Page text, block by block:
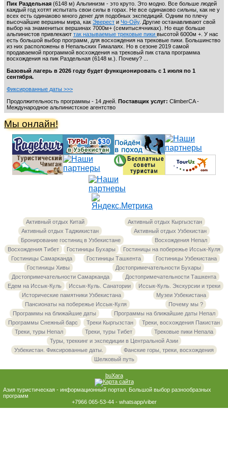
Пик Раздельная (6148 м) Альпинизм - это круто. Это модно. Все больше людей
каждый год хотят испытать свои силы в горах. Не все одинаково сильны, как не у
всех есть одинаково много денег для подобных экспедиций. Одним по плечу
высочайшие вершины мира, как Эверест и Чо-Ойу. Другие останавливают свой
выбор на знаменитых вершинах 7000м+ (семитысячниках). Но еще больше
альпинистов привлекают так называемые трековые пики высотой 6000м +. У нас
есть большой выбор программ, для восхождения на трековые пики. Большинство
из них расположены в Непальских Гималаях. Но в сезоне 2019 самой
продаваемой программой восхождения на трековый пик стала программа
восхождения на пик Раздельная (6148 м.). Почему? ...
Базовый лагерь в 2026 году будет функционировать с 1 июля по 1
сентября.
Фиксированные даты >>>
Продолжительность программы - 14 дней. Поставщик услуг: ClimberCA -
Международное альпинистское агентство
Мы онлайн!
Активный отдых Китай
Активный отдых Кыргызстан
Активный отдых Таджикистан
Активный отдых Узбекистан
Бронирование гостиниц в Узбекистане
Восхождения Непал
Восхождения Тибет
Гостиницы Бухары
Гостиницы на побережье Иссык-Куля
Гостиницы Самарканда
Гостиницы Ташкента
Гостиницы Узбекистана
Гостиницы Хивы
Достопримечательности Бухары
Достопримечательности Самарканда
Достопримечательности Ташкента
Едем на Иссык-Куль
Иссык-Куль. Санатории
Иссык-Куль. Экскурсии и треки
Исторические памятники Узбекистана
Музеи Узбекистана
Пансионаты на побережье Иссык-Куля
Почему мы ?
Программы на ближайшие даты
Программы на ближайшие даты Непал
Программы Снежный барс
Треки Кыргызстан
Треки, восхождения Пакистан
Треки, туры Непал
Треки, туры Тибет
Трековые пики Непала
Туры, треккинг и экспедиции в Центральной Азии
Узбекистан. Фиксированные даты.
Фанские горы, треки, восхождения
Шелковый путь
buXara
Азия туристическая - информационный портал. Большой выбор разнообразных
программ
+7966 065-53-44 - whatsapp/viber